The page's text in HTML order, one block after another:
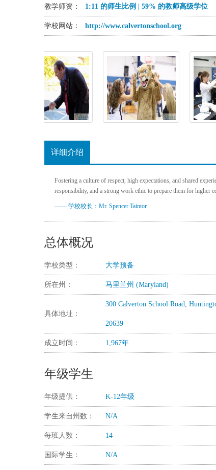
教学师资： 1:11 的师生比例 | 59% 的教师高级学位
学校网站： http://www.calvertonschool.org
详细介绍
Fostering a culture of respect, high expectations, and shared
responsibility, and a strong work ethic to prepare them for higher
—— 学校校长：Mr. Spencer Taintor
总体概况
学校类型： 大学预备
所在州： 马里兰州 (Maryland)
具体地址：
300 Calverton School Road,
20639
成立时间： 1,967年
年级学生
年级提供： K-12年级
学生来自州数： N/A
每班人数： 14
国际学生： N/A